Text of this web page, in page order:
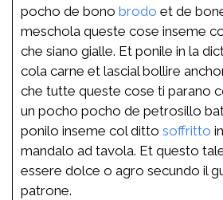
pocho de bono brodo et de
meschola queste cose inseme
che siano gialle. Et ponile in la
cola carne et lascial bollire
che tutte queste cose ti parano
un pocho pocho de petrosillo
ponilo inseme col ditto soffritto
mandalo ad tavola. Et questo
essere dolce o agro secundo il
patrone.